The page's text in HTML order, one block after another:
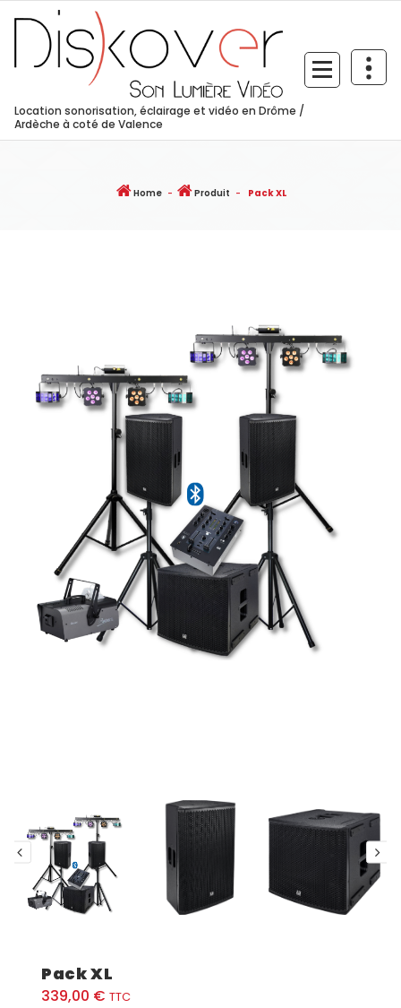
content
Location sonorisation, éclairage et vidéo en Drôme /
Ardèche à coté de Valence
Home- Produit - Pack XL
Pack XL
339,00 € TTC